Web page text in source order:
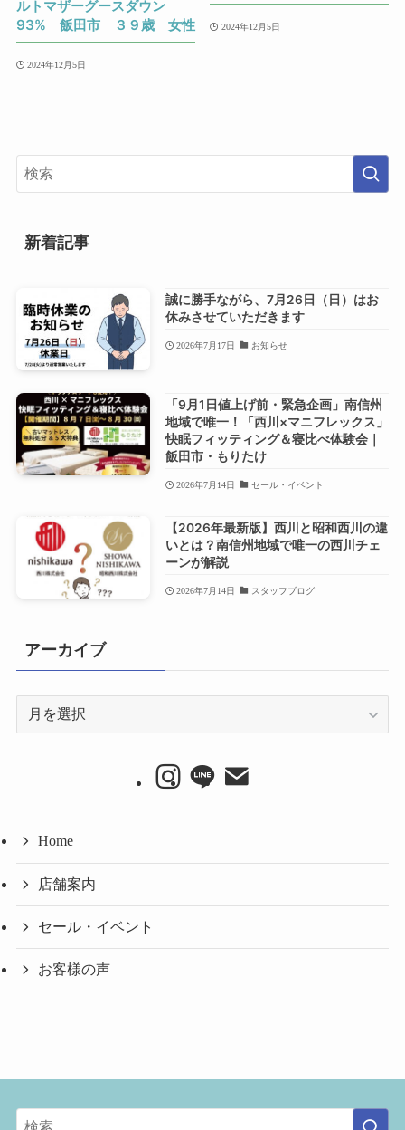
ルトマザーグースダウン
93% 飯田市 ３９歳 女性
2024年12月5日
2024年12月5日
新着記事
誠に勝手ながら、7月26日（日）はお
休みさせていただきます
2026年7月17日 お知らせ
「9月1日値上げ前・緊急企画」南信州
地域で唯一！「西川×マニフレックス」
快眠フィッティング＆寝比べ体験会｜
飯田市・もりたけ
2026年7月14日 セール・イベント
【2026年最新版】西川と昭和西川の違
いとは？南信州地域で唯一の西川チェ
ーンが解説
2026年7月14日 スタッフブログ
アーカイブ
Home
店舗案内
セール・イベント
お客様の声